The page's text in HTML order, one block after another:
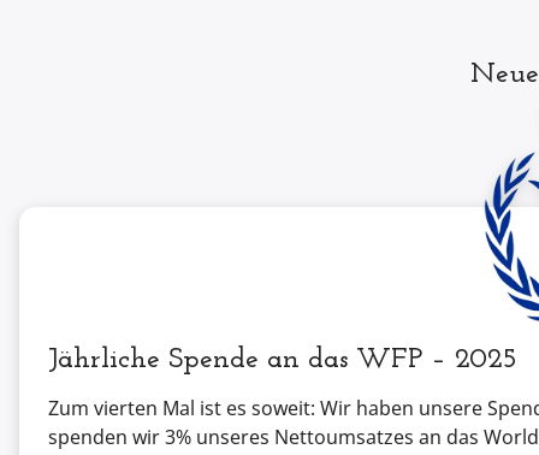
Jährliche Spende an das WFP – 2025
Zum vierten Mal ist es soweit: Wir haben unsere
spenden wir 3% unseres Nettoumsatzes an das